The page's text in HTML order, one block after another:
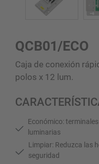
QCB01/ECO
Caja de conexión
polos x 12 lum.
Económico:
luminarias
Limpiar: Reduzca las
seguridad